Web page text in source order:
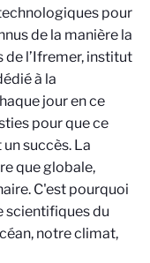
pour
de la manière la
l’Ifremer, institut
à la
jour en ce
pour que ce
succès. La
que globale,
C'est pourquoi
scientifiques du
notre climat,